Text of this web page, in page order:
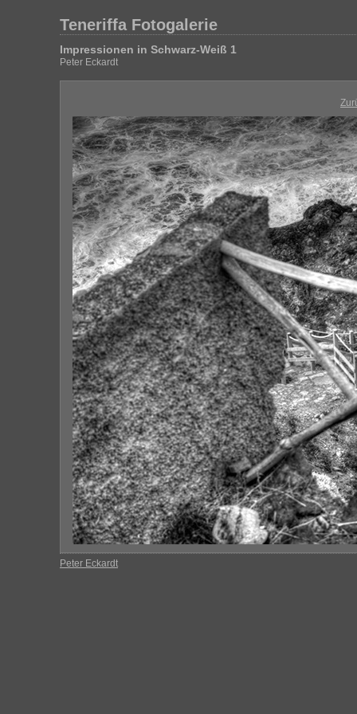
Teneriffa Fotogalerie
Impressionen in Schwarz-Weiß 1
Peter Eckardt
Peter Eckardt